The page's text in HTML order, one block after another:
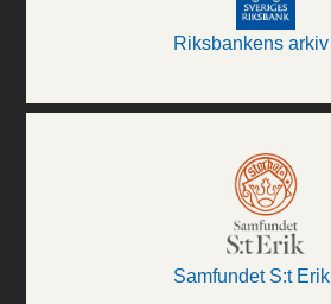
Riksbankens arkiv
Samfundet S:t Erik